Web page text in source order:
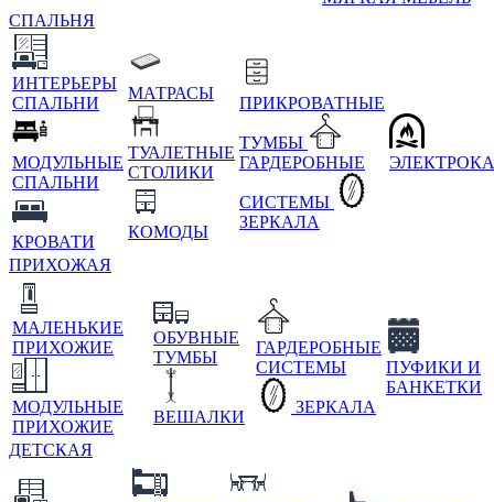
СПАЛЬНЯ
ИНТЕРЬЕРЫ
СПАЛЬНИ
МОДУЛЬНЫЕ
СПАЛЬНИ
КРОВАТИ
МАТРАСЫ
ТУАЛЕТНЫЕ
СТОЛИКИ
КОМОДЫ
ПРИКРОВАТНЫЕ
ТУМБЫ
ГАРДЕРОБНЫЕ
СИСТЕМЫ
ЗЕРКАЛА
ПРИХОЖАЯ
МАЛЕНЬКИЕ
ПРИХОЖИЕ
МОДУЛЬНЫЕ
ПРИХОЖИЕ
ОБУВНЫЕ
ТУМБЫ
ВЕШАЛКИ
ГАРДЕРОБНЫЕ
СИСТЕМЫ
ЗЕРКАЛА
ПУФИКИ И
БАНКЕТКИ
ДЕТСКАЯ